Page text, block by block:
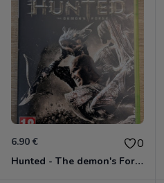
6.90 € 0
Hunted - The demon's Forge Xbox 360 (Complet CIB)